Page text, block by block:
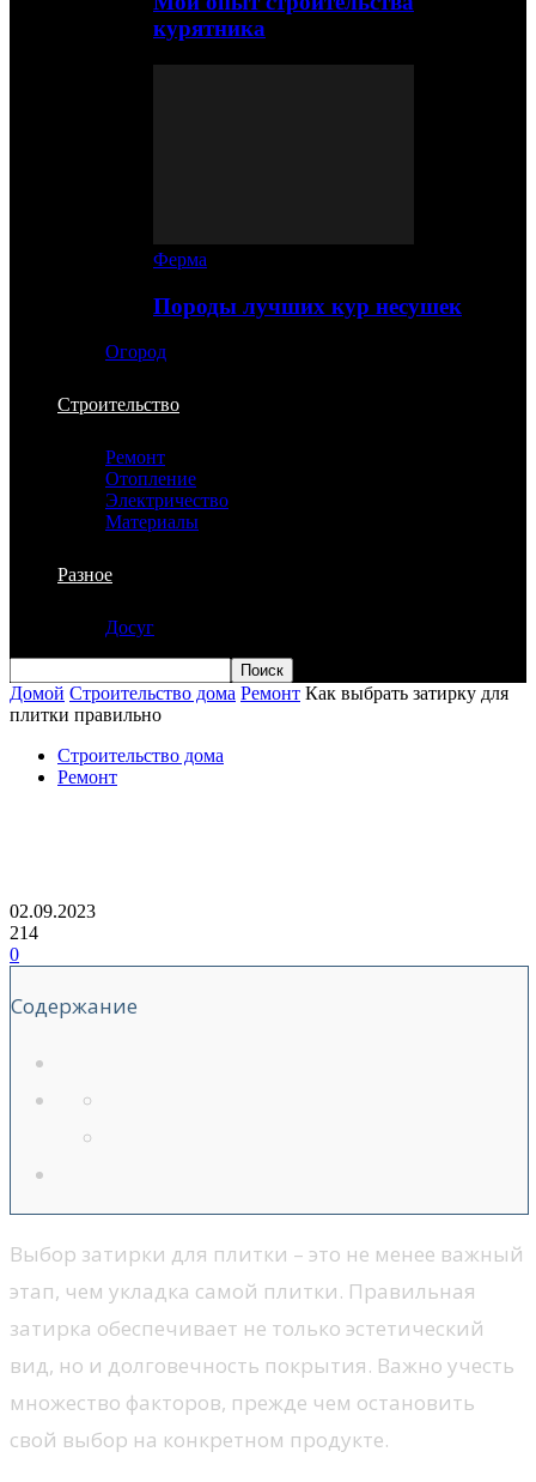
курятника
Ферма
Породы лучших кур несушек
Огород
Строительство
Ремонт
Отопление
Электричество
Материалы
Разное
Досуг
Домой Строительство дома Ремонт Как выбрать затирку для
плитки правильно
Строительство дома
Ремонт
02.09.2023
214
0
Содержание
Выбор затирки для плитки – это не менее важный
этап, чем укладка самой плитки. Правильная
затирка обеспечивает не только эстетический
вид, но и долговечность покрытия. Важно учесть
множество факторов, прежде чем остановить
свой выбор на конкретном продукте.